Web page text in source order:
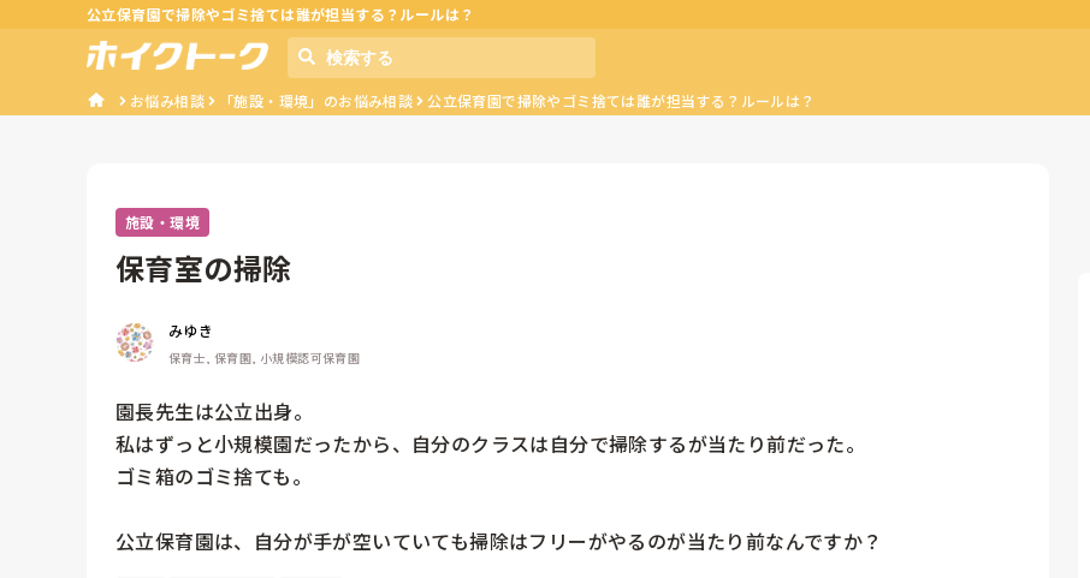
公立保育園で掃除やゴミ捨ては誰が担当する？ルールは？
お悩み相談 「施設・環境」のお悩み相談 公立保育園で掃除やゴミ捨ては誰が担当する？ルールは？
施設・環境
保育室の掃除
みゆき
保育士, 保育園, 小規模認可保育園
園長先生は公立出身。
私はずっと小規模園だったから、自分のクラスは自分で掃除するが当たり前だった。
ゴミ箱のゴミ捨ても。